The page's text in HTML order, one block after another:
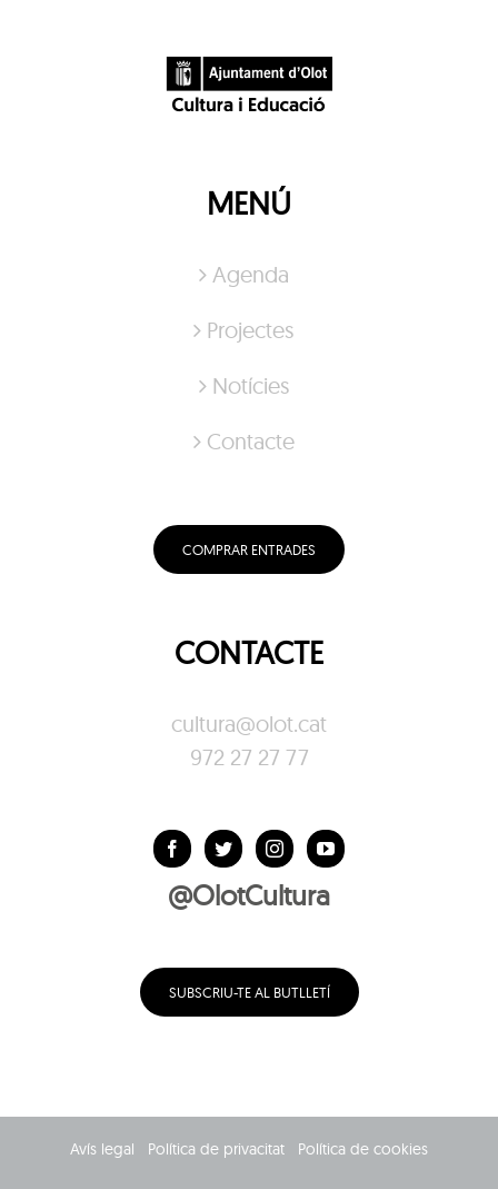
MENÚ
Agenda
Projectes
Notícies
Contacte
COMPRAR ENTRADES
CONTACTE
cultura@olot.cat
972 27 27 77
@OlotCultura
SUBSCRIU-TE AL BUTLLETÍ
Avís legal Política de privacitat Política de cookies